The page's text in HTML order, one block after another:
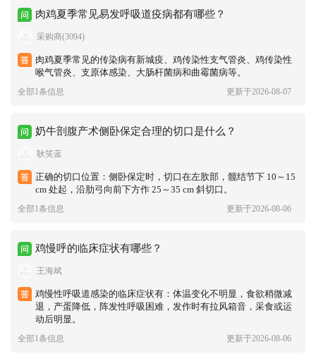
肉鸡夏季常见易发呼吸道疫病都有哪些？
采购商(3094)
肉鸡夏季常见的传染病有新城疫、鸡传染性支气管炎、鸡传染性
喉气管炎、支原体感染、大肠杆菌病和曲霉菌病等。
全部1条信息 更新于2026-08-07
奶牛剖腹产术侧卧保定合理的切口是什么？
耿笑蓝
正确的切口位置：侧卧保定时，切口在左肷部，髋结节下 10～15
cm 处起，沿肋弓向前下方作 25～35 cm 斜切口。
全部1条信息 更新于2026-08-06
鸡慢呼的临床症状有哪些？
王海斌
鸡慢性呼吸道感染的临床症状有：体温变化不明显，食欲稍微减
退，产蛋降低，阵发性呼吸困难，发作时有拉风箱音，采食或运
动后明显。
全部1条信息 更新于2026-08-06